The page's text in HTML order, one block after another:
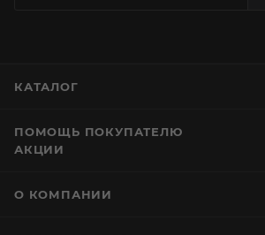
КАТАЛОГ
ПОМОЩЬ ПОКУПАТЕЛЮ
АКЦИИ
О КОМПАНИИ